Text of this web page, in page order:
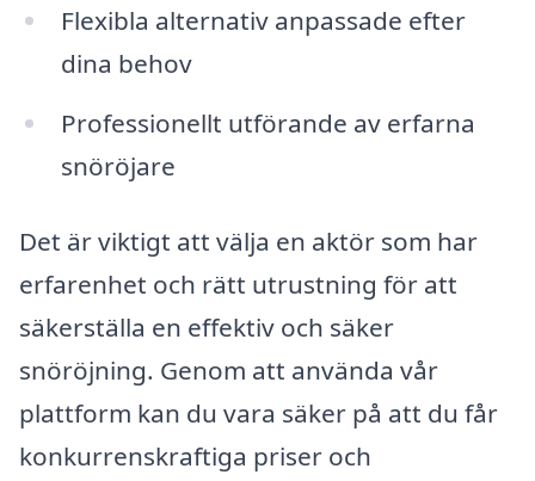
Flexibla alternativ anpassade efter
dina behov
Professionellt utförande av erfarna
snöröjare
Det är viktigt att välja en aktör som har
erfarenhet och rätt utrustning för att
säkerställa en effektiv och säker
snöröjning. Genom att använda vår
plattform kan du vara säker på att du får
konkurrenskraftiga priser och